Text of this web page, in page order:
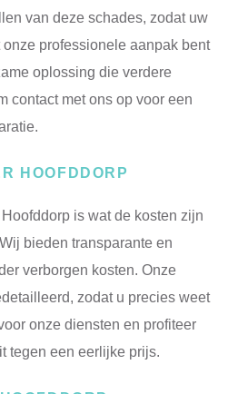
van deze schades, zodat uw
professionele aanpak bent
oplossing die verdere
contact met ons op voor een
HOOFDDORP
is wat de kosten zijn
bieden transparante en
verborgen kosten. Onze
zodat u precies weet
onze diensten en profiteer
tegen een eerlijke prijs.